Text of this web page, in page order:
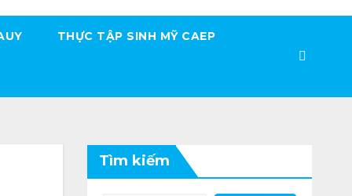
THỰC TẬP SINH MỸ CAEP
Tìm kiếm